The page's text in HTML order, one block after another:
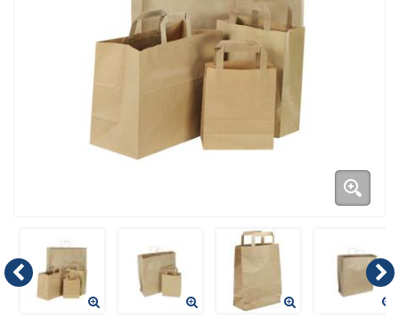
Duurzame verpakkingen
Bedrukte verpakkingen